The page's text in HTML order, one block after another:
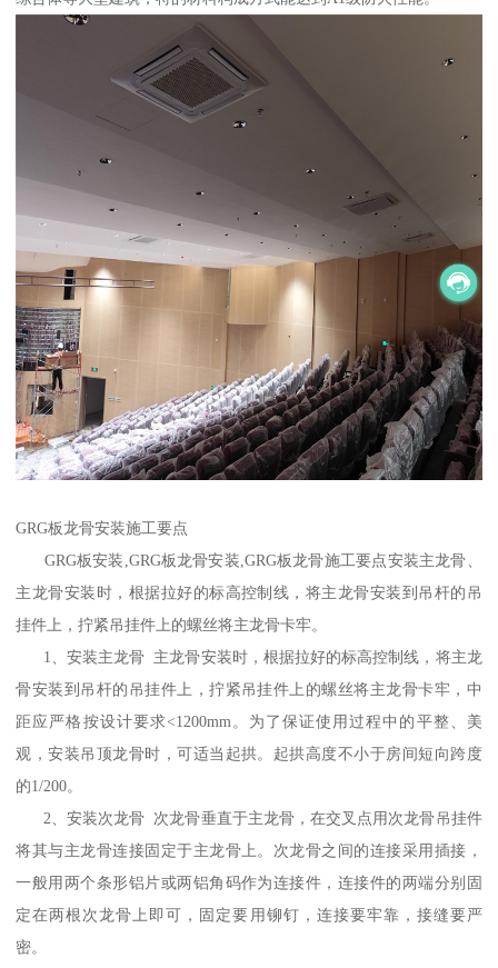
GRG板龙骨安装施工要点
GRG板安装,GRG板龙骨安装,GRG板龙骨施工要点安装主龙骨、
主龙骨安装时，根据拉好的标高控制线，将主龙骨安装到吊杆的吊
挂件上，拧紧吊挂件上的螺丝将主龙骨卡牢。
1、安装主龙骨 主龙骨安装时，根据拉好的标高控制线，将主龙
骨安装到吊杆的吊挂件上，拧紧吊挂件上的螺丝将主龙骨卡牢，中
距应严格按设计要求<1200mm。为了保证使用过程中的平整、美
观，安装吊顶龙骨时，可适当起拱。起拱高度不小于房间短向跨度
的1/200。
2、安装次龙骨 次龙骨垂直于主龙骨，在交叉点用次龙骨吊挂件
将其与主龙骨连接固定于主龙骨上。次龙骨之间的连接采用插接，
一般用两个条形铝片或两铝角码作为连接件，连接件的两端分别固
定在两根次龙骨上即可，固定要用铆钉，连接要牢靠，接缝要严
密。